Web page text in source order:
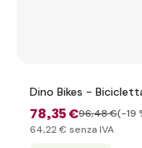
Dino Bikes -
78,35 €96,48 €(-19
64,22 € senza IVA